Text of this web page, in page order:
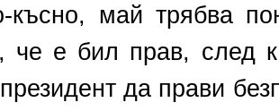
късно, май трябва
че е бил прав, след
да прави